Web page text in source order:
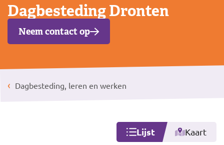
Dagbesteding Dronten
Neem contact op
Dagbesteding, leren en werken
Lijst Kaart